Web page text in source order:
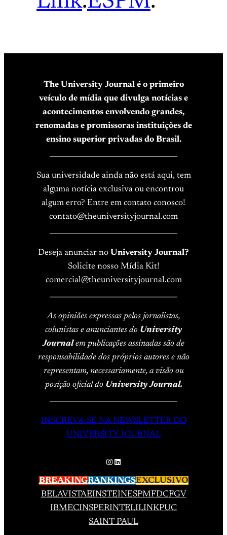
The University Journal é o primeiro
veículo de mídia que divulga notícias e
acontecimentos envolvendo grandes,
renomadas e promissoras instituições de
ensino superior privadas do Brasil.
Sua universidade ainda não está aqui, tem
alguma notícia exclusiva ou encontrou
algum erro? Entre em contato conosco!
contato@theuniversityjournal.com
Deseja anunciar no University Journal?
Solicite nosso Mídia Kit!
comercial@theuniversityjournal.com
As opiniões expressas pelos jornalistas,
colunistas e anunciantes do University
Journalem publicações assinadas são de
responsabilidade dos próprios autores e não
representam, necessariamente, a visão ou
posição oficial do University Journal.
INSCREVA-SE NA NEWSLETTER DO
UNIVERSITY JOURNAL
Instagram
LinkedIn
BREAKINGRANKINGSEXCLUSIVO
BELAVISTAEINSTEINESPMFDCFGV
IBMECINSPERINTELILINKPUC
SAINT PAUL